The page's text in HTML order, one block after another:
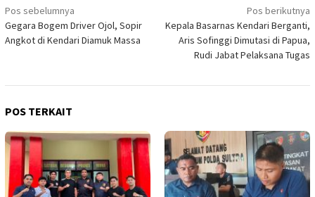
Navigasi
pos
Pos sebelumnya
Gegara Bogem Driver Ojol, Sopir
Angkot di Kendari Diamuk Massa
Pos berikutnya
Kepala Basarnas Kendari Berganti,
Aris Sofinggi Dimutasi di Papua,
Rudi Jabat Pelaksana Tugas
POS TERKAIT